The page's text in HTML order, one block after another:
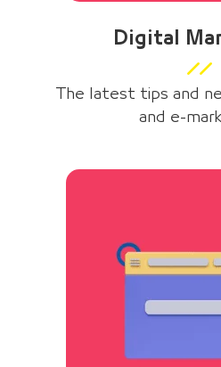
Digital
The latest tips and
and e-